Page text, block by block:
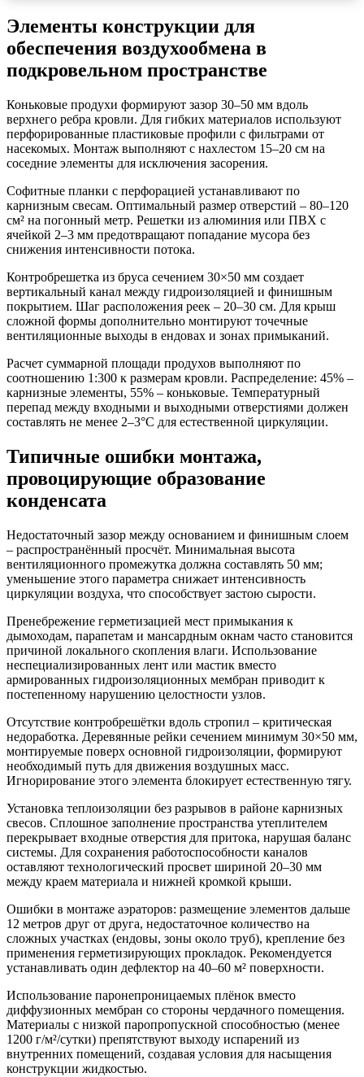
Элементы конструкции для
обеспечения воздухообмена в
подкровельном пространстве
Коньковые продухи формируют зазор 30–50 мм вдоль
верхнего ребра кровли. Для гибких материалов используют
перфорированные пластиковые профили с фильтрами от
насекомых. Монтаж выполняют с нахлестом 15–20 см на
соседние элементы для исключения засорения.
Софитные планки с перфорацией устанавливают по
карнизным свесам. Оптимальный размер отверстий – 80–120
см² на погонный метр. Решетки из алюминия или ПВХ с
ячейкой 2–3 мм предотвращают попадание мусора без
снижения интенсивности потока.
Контробрешетка из бруса сечением 30×50 мм создает
вертикальный канал между гидроизоляцией и финишным
покрытием. Шаг расположения реек – 20–30 см. Для крыш
сложной формы дополнительно монтируют точечные
вентиляционные выходы в ендовах и зонах примыканий.
Расчет суммарной площади продухов выполняют по
соотношению 1:300 к размерам кровли. Распределение: 45% –
карнизные элементы, 55% – коньковые. Температурный
перепад между входными и выходными отверстиями должен
составлять не менее 2–3°C для естественной циркуляции.
Типичные ошибки монтажа,
провоцирующие образование
конденсата
Недостаточный зазор между основанием и финишным слоем
– распространённый просчёт. Минимальная высота
вентиляционного промежутка должна составлять 50 мм;
уменьшение этого параметра снижает интенсивность
циркуляции воздуха, что способствует застою сырости.
Пренебрежение герметизацией мест примыкания к
дымоходам, парапетам и мансардным окнам часто становится
причиной локального скопления влаги. Использование
неспециализированных лент или мастик вместо
армированных гидроизоляционных мембран приводит к
постепенному нарушению целостности узлов.
Отсутствие контробрешётки вдоль стропил – критическая
недоработка. Деревянные рейки сечением минимум 30×50 мм,
монтируемые поверх основной гидроизоляции, формируют
необходимый путь для движения воздушных масс.
Игнорирование этого элемента блокирует естественную тягу.
Установка теплоизоляции без разрывов в районе карнизных
свесов. Сплошное заполнение пространства утеплителем
перекрывает входные отверстия для притока, нарушая баланс
системы. Для сохранения работоспособности каналов
оставляют технологический просвет шириной 20–30 мм
между краем материала и нижней кромкой крыши.
Ошибки в монтаже аэраторов: размещение элементов дальше
12 метров друг от друга, недостаточное количество на
сложных участках (ендовы, зоны около труб), крепление без
применения герметизирующих прокладок. Рекомендуется
устанавливать один дефлектор на 40–60 м² поверхности.
Использование паронепроницаемых плёнок вместо
диффузионных мембран со стороны чердачного помещения.
Материалы с низкой паропропускной способностью (менее
1200 г/м²/сутки) препятствуют выходу испарений из
внутренних помещений, создавая условия для насыщения
конструкции жидкостью.